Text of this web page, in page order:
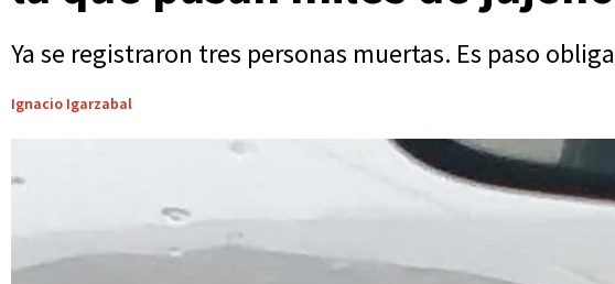
Ya se registraron tres personas muertas. Es paso
Ignacio Igarzabal